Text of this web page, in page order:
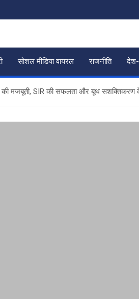
सोशल मीडिया वायरल राजनीति देश-
की मजबूती, SIR की सफलता और बूथ